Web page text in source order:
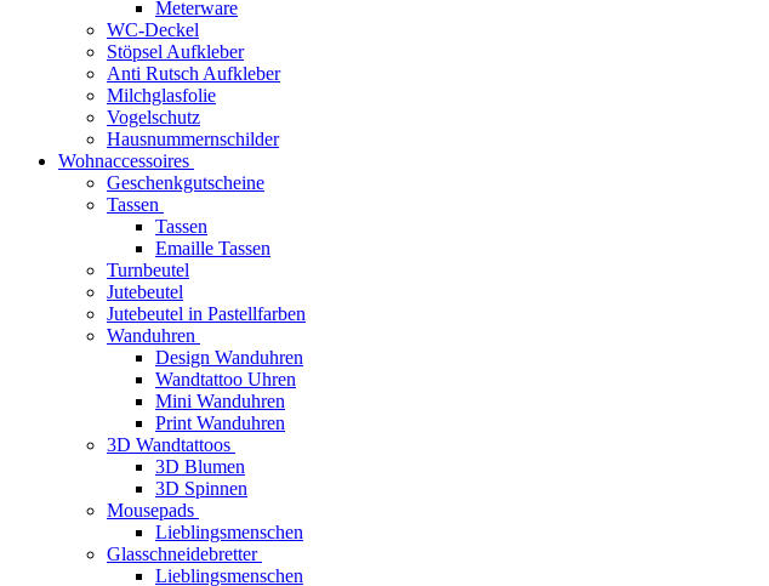
Meterware
WC-Deckel
Stöpsel Aufkleber
Anti Rutsch Aufkleber
Milchglasfolie
Vogelschutz
Hausnummernschilder
Wohnaccessoires
Geschenkgutscheine
Tassen
Tassen
Emaille Tassen
Turnbeutel
Jutebeutel
Jutebeutel in Pastellfarben
Wanduhren
Design Wanduhren
Wandtattoo Uhren
Mini Wanduhren
Print Wanduhren
3D Wandtattoos
3D Blumen
3D Spinnen
Mousepads
Lieblingsmenschen
Glasschneidebretter
Lieblingsmenschen